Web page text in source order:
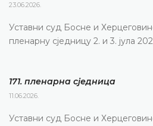
23.06.2026.
Уставни суд Босне и
пленарну сједницу 2. и 3. јула
171. пленарна сједницa
11.06.2026.
Уставни суд Босне и